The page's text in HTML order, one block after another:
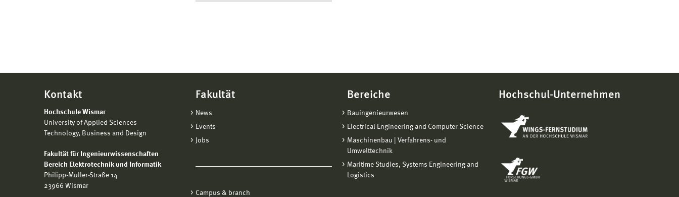
Kontakt
Hochschule Wismar
University of Applied Sciences
Technology, Business and Design
Fakultät für Ingenieurwissenschaften
Bereich Elektrotechnik und Informatik
Philipp-Müller-Straße 14
23966 Wismar
Fakultät
News
Events
Jobs
Campus & branch
Bereiche
Bauingenieurwesen
Electrical Engineering and Computer Science
Maschinenbau | Verfahrens- und
Umwelttechnik
Maritime Studies, Systems Engineering and
Logistics
Hochschul-Unternehmen